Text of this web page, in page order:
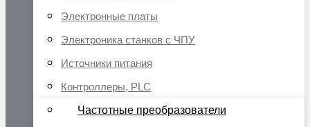
Электронные платы
Электроника станков с ЧПУ
Источники питания
Контроллеры, PLC
Частотные преобразователи